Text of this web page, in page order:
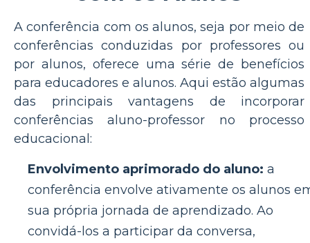
A conferência com os alunos, seja por meio de
conferências conduzidas por professores ou
por alunos, oferece uma série de benefícios
para educadores e alunos. Aqui estão algumas
das principais vantagens de incorporar
conferências aluno-professor no processo
educacional:
Envolvimento aprimorado do aluno: a
conferência envolve ativamente os alunos
sua própria jornada de aprendizado. Ao
convidá-los a participar da conversa,